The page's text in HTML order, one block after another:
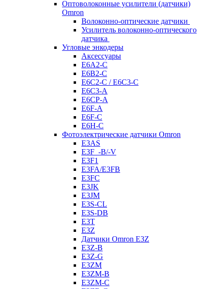
Оптоволоконные усилители (датчики)
Omron
Волоконно-оптические датчики
Усилитель волоконно-оптического
датчика
Угловые энкодеры
Аксессуары
E6A2-C
E6B2-C
E6C2-C / E6C3-C
E6C3-A
E6CP-A
E6F-A
E6F-C
E6H-C
Фотоэлектрические датчики Omron
E3AS
E3F_-B/-V
E3F1
E3FA/E3FB
E3FC
E3JK
E3JM
E3S-CL
E3S-DB
E3T
E3Z
Датчики Omron E3Z
E3Z-B
E3Z-G
E3ZM
E3ZM-B
E3ZM-C